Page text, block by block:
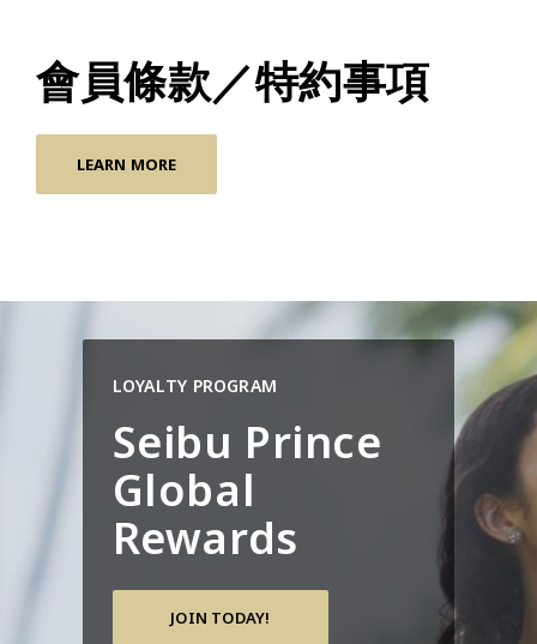
會員條款／特約事項
LEARN MORE
LOYALTY PROGRAM
Seibu Prince
Global
Rewards
JOIN TODAY!